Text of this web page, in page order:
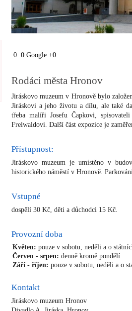
0 0 Google +0
Rodáci města Hronov
Jiráskovo muzeum v Hronově bylo
Jiráskovi a jeho životu a dílu, ale také
třeba malíři Josefu Čapkovi,
Freiwaldovi. Další část expozice je
Přístupnost:
Jiráskovo muzeum je umístěno v
historického náměstí v Hronově.
Vstupné
dospělí 30 Kč, děti a důchodci 15 Kč.
Provozní doba
Květen: pouze v sobotu, neděli a o
Červen - srpen: denně kromě pondělí
Září - říjen: pouze v sobotu, neděli a o
Kontakt
Jiráskovo muzeum Hronov